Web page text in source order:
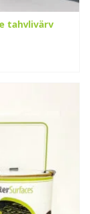
tahvlivärv